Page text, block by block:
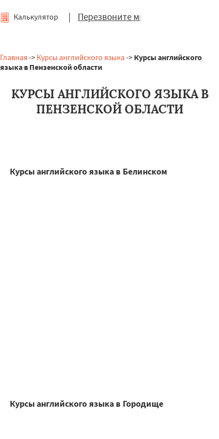
| Перезвоните мне
Калькулятор
Главная -> Курсы английского языка -> Курсы английского
языка в Пензенской области
КУРСЫ АНГЛИЙСКОГО ЯЗЫКА В
ПЕНЗЕНСКОЙ ОБЛАСТИ
Курсы английского языка в Белинском
Курсы английского языка в Городище